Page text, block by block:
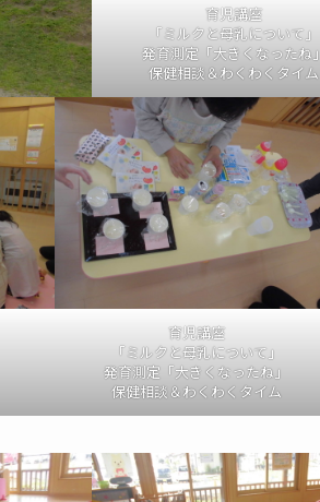
育児講座
「ミルクと母乳について」
発育測定「大きくなったね」
保健相談＆わくわくタイム
育児講座
「ミルクと母乳について」
発育測定「大きくなったね」
保健相談＆わくわくタイム